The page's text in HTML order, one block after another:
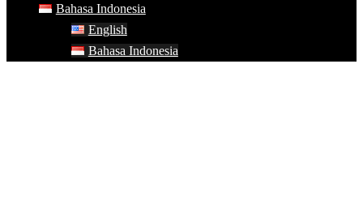
Bahasa Indonesia
English
Bahasa Indonesia